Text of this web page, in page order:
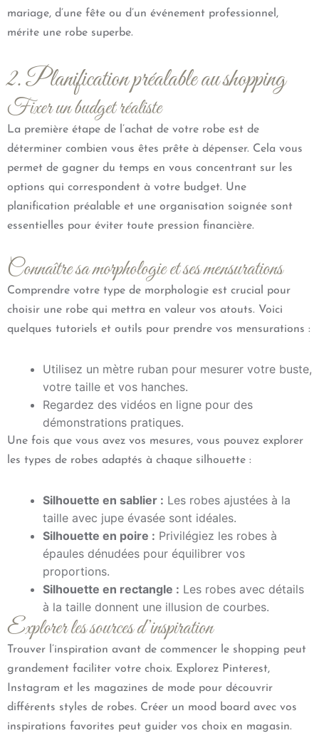
mariage, d’une fête ou d’un événement professionnel,
mérite une robe superbe.
2. Planification préalable au shopping
Fixer un budget réaliste
La première étape de l’achat de votre robe est de
déterminer combien vous êtes prête à dépenser. Cela vous
permet de gagner du temps en vous concentrant sur les
options qui correspondent à votre budget. Une
planification préalable et une organisation soignée sont
essentielles pour éviter toute pression financière.
Connaître sa morphologie et ses mensurations
Comprendre votre type de morphologie est crucial pour
choisir une robe qui mettra en valeur vos atouts. Voici
quelques tutoriels et outils pour prendre vos mensurations :
Utilisez un mètre ruban pour mesurer votre buste,
votre taille et vos hanches.
Regardez des vidéos en ligne pour des
démonstrations pratiques.
Une fois que vous avez vos mesures, vous pouvez explorer
les types de robes adaptés à chaque silhouette :
Silhouette en sablier : Les robes ajustées à la
taille avec jupe évasée sont idéales.
Silhouette en poire : Privilégiez les robes à
épaules dénudées pour équilibrer vos
proportions.
Silhouette en rectangle : Les robes avec détails
à la taille donnent une illusion de courbes.
Explorer les sources d’inspiration
Trouver l’inspiration avant de commencer le shopping peut
grandement faciliter votre choix. Explorez Pinterest,
Instagram et les magazines de mode pour découvrir
différents styles de robes. Créer un mood board avec vos
inspirations favorites peut guider vos choix en magasin.